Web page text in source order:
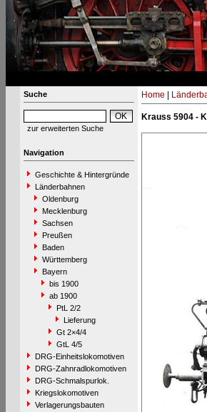
Suche
zur erweiterten Suche
Navigation
Geschichte & Hintergründe
Länderbahnen
Oldenburg
Mecklenburg
Sachsen
Preußen
Baden
Württemberg
Bayern
bis 1900
ab 1900
PtL 2/2
Lieferung
Gt 2×4/4
GtL 4/5
DRG-Einheitslokomotiven
DRG-Zahnradlokomotiven
DRG-Schmalspurlok.
Kriegslokomotiven
Verlagerungsbauten
Home
Krauss 5904 -